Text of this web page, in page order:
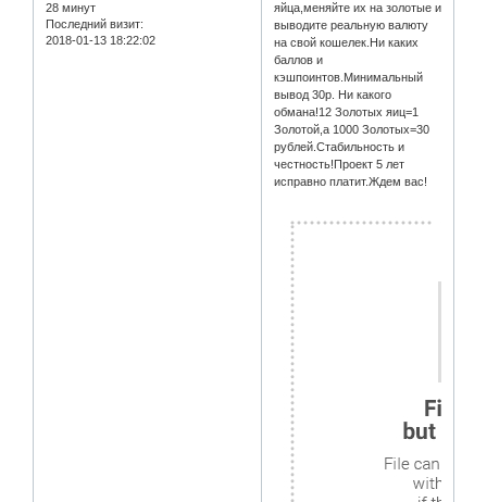
28 минут
Последний визит:
2018-01-13 18:22:02
яйца,меняйте их на золотые и
выводите реальную валюту
на свой кошелек.Ни каких
баллов и
кэшпоинтов.Минимальный
вывод 30р. Ни какого
обмана!12 Золотых яиц=1
Золотой,а 1000 Золотых=30
рублей.Стабильность и
честность!Проект 5 лет
исправно платит.Ждем вас!